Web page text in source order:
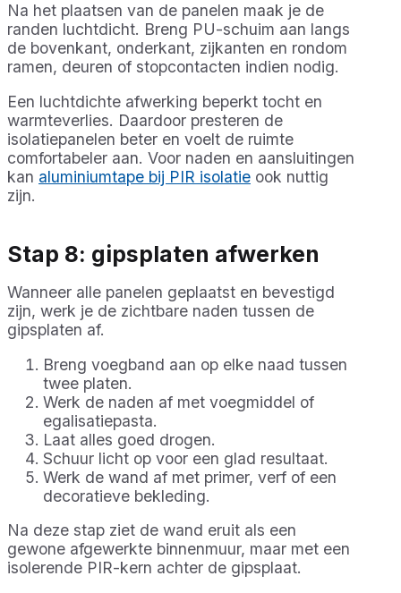
Na het plaatsen van de panelen maak je de
randen luchtdicht. Breng PU-schuim aan langs
de bovenkant, onderkant, zijkanten en rondom
ramen, deuren of stopcontacten indien nodig.
Een luchtdichte afwerking beperkt tocht en
warmteverlies. Daardoor presteren de
isolatiepanelen beter en voelt de ruimte
comfortabeler aan. Voor naden en aansluitingen
kan aluminiumtape bij PIR isolatie ook nuttig
zijn.
Stap 8: gipsplaten afwerken
Wanneer alle panelen geplaatst en bevestigd
zijn, werk je de zichtbare naden tussen de
gipsplaten af.
Breng voegband aan op elke naad tussen
twee platen.
Werk de naden af met voegmiddel of
egalisatiepasta.
Laat alles goed drogen.
Schuur licht op voor een glad resultaat.
Werk de wand af met primer, verf of een
decoratieve bekleding.
Na deze stap ziet de wand eruit als een
gewone afgewerkte binnenmuur, maar met een
isolerende PIR-kern achter de gipsplaat.